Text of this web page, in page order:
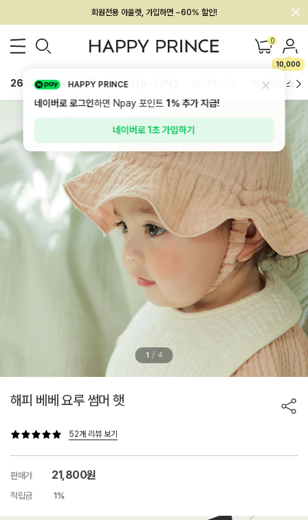
회원전용 아울렛, 가입하면 ~60% 할인!
멤버십 최대 28,000원 혜택 0
10,000
26SS 신상 BEST BABY[6~12M] 하의/레깅스
1 / 4
해피 베베 요루 썸머 햇
52개 리뷰 보기
판매가 21,800원
적립금 1%
HAPPY PRINCE
네이버로 로그인하면 Npay 포인트1%추가 지급!
네이버로 1초 가입하기